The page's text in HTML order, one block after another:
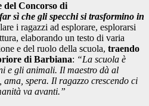
del Concorso di
sì che gli specchi si trasformino in
i ragazzi ad esplorare, esplorarsi
elaborando un testo di varia
e del ruolo della scuola, traendo
di Barbiana: “La scuola è
e gli animali. Il maestro dà al
ama, spera. Il ragazzo crescendo ci
va avanti.”